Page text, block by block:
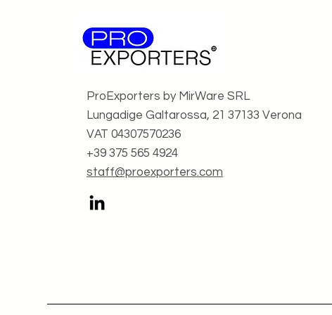
ProExporters by MirWare SRL
Lungadige Galtarossa, 21 37133 Verona
VAT 04307570236
+39 375 565 4924
staff@proexporters.com